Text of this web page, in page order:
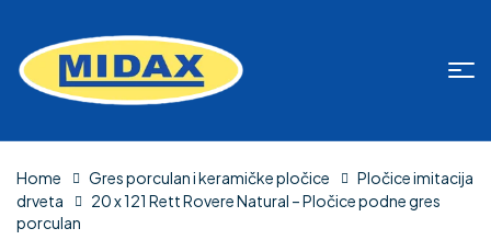
Home Gres porculan i keramičke pločice
Pločice imitacija
drveta
20 x 121 Rett Rovere Natural – Pločice podne gres
porculan